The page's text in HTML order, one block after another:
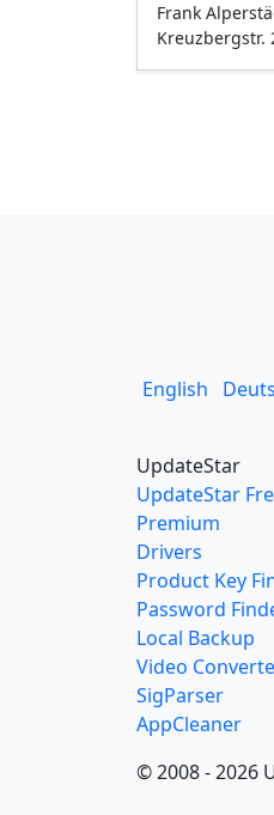
Frank
Kreuzbergstr.
English
UpdateStar
UpdateStar
Premium
Drivers
Product Key
Password
Local Backup
Video
SigParser
AppCleaner
© 2008 - 2026